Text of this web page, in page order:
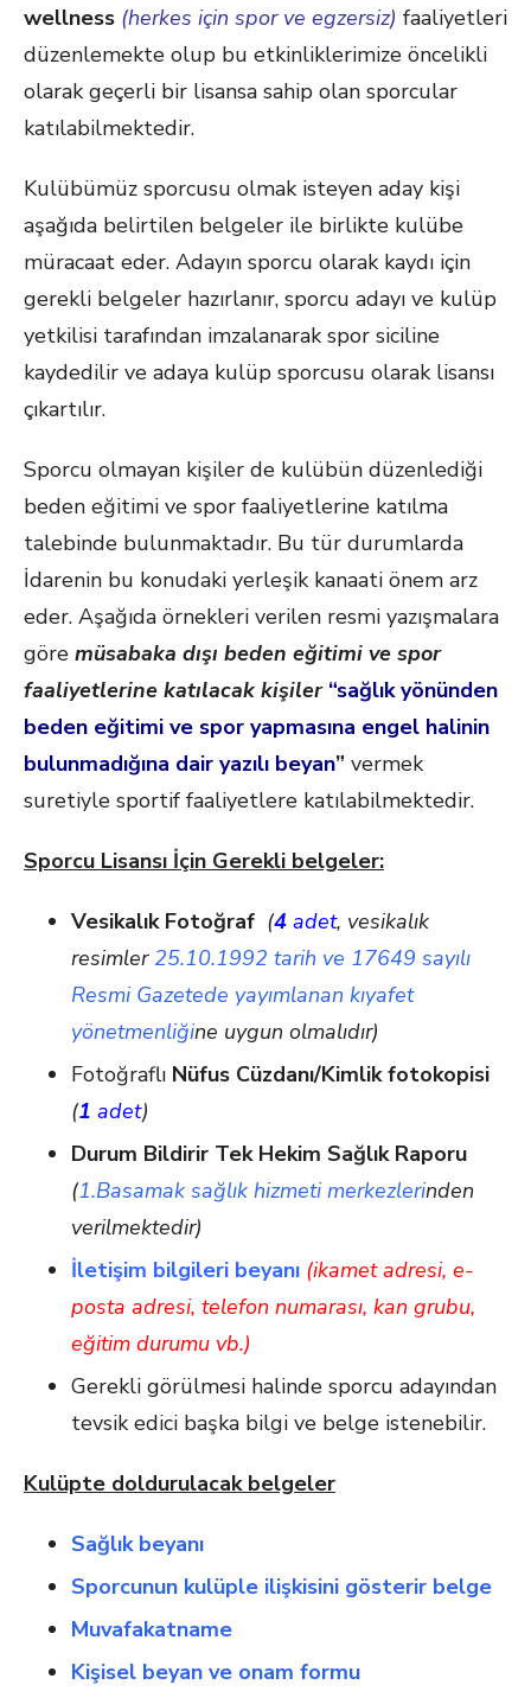
wellness (herkes için spor ve egzersiz) faaliyetleri
düzenlemekte olup bu etkinliklerimize öncelikli
olarak geçerli bir lisansa sahip olan sporcular
katılabilmektedir.
Kulübümüz sporcusu olmak isteyen aday kişi
aşağıda belirtilen belgeler ile birlikte kulübe
müracaat eder. Adayın sporcu olarak kaydı için
gerekli belgeler hazırlanır, sporcu adayı ve kulüp
yetkilisi tarafından imzalanarak spor siciline
kaydedilir ve adaya kulüp sporcusu olarak lisansı
çıkartılır.
Sporcu olmayan kişiler de kulübün düzenlediği
beden eğitimi ve spor faaliyetlerine katılma
talebinde bulunmaktadır. Bu tür durumlarda
İdarenin bu konudaki yerleşik kanaati önem arz
eder. Aşağıda örnekleri verilen resmi yazışmalara
göre müsabaka dışı beden eğitimi ve spor
faaliyetlerine katılacak kişiler “sağlık yönünden
beden eğitimi ve spor yapmasına engel halinin
bulunmadığına dair yazılı beyan” vermek
suretiyle sportif faaliyetlere katılabilmektedir.
Sporcu Lisansı İçin Gerekli belgeler:
Vesikalık Fotoğraf (4 adet, vesikalık
resimler 25.10.1992 tarih ve 17649 sayılı
Resmi Gazetede yayımlanan kıyafet
yönetmenliğine uygun olmalıdır)
Fotoğraflı Nüfus Cüzdanı/Kimlik fotokopisi
(1 adet)
Durum Bildirir Tek Hekim Sağlık Raporu
(1.Basamak sağlık hizmeti merkezlerinden
verilmektedir)
İletişim bilgileri beyanı (ikamet adresi, e-
posta adresi, telefon numarası, kan grubu,
eğitim durumu vb.)
Gerekli görülmesi halinde sporcu adayından
tevsik edici başka bilgi ve belge istenebilir.
Kulüpte doldurulacak belgeler
Sağlık beyanı
Sporcunun kulüple ilişkisini gösterir belge
Muvafakatname
Kişisel beyan ve onam formu